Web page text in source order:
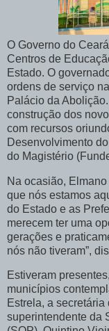
O Governo do
Centros de
Estado. O
ordens de serviço
Palácio da
construção dos
com recursos
Desenvolvimento
do Magistério
Na ocasião,
que nós estamos
do Estado e as
merecem ter uma
gerações e
nós não tiveram”,
Estiveram
municípios
Estrela, a
superintendente da